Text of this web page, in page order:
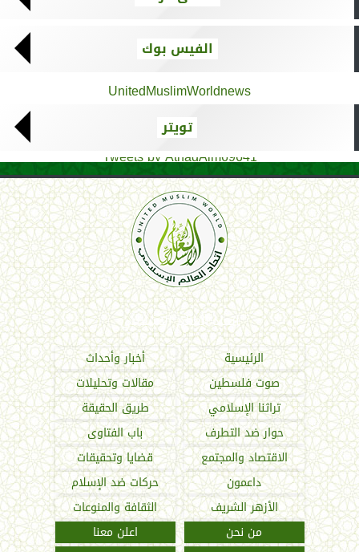
الفيس بوك
UnitedMuslimWorldnews
تويتر
Tweets by AthadAlm69641
اتحاد العالم الإسلامي
الرئيسية
أخبار وأحداث
صوت فلسطين
مقالات وتحليلات
تراثنا الإسلامي
طريق الحقيقة
حوار ضد التطرف
باب الفتاوى
الاقتصاد والمجتمع
قضايا وتحقيقات
داعمون
حركات ضد الإسلام
الأزهر الشريف
الثقافة والمنوعات
من نحن
اعلن معنا